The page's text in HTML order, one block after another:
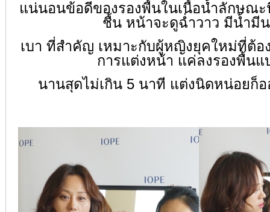
แน่นอนข้อดีของรองพื้นในเนื้อน้ำลักษณ
ชื้น หน้าจะดูฉ่ำวาว มีน้ำมี
เบา ที่สำคัญ เหมาะกับผู้หญิงยุคใหม่ที่ต้อ
การแต่งหน้า แค่ลงรองพื้นแ
นานสุดไม่เกิน 5 นาที แต่งนิดหน่อยก็